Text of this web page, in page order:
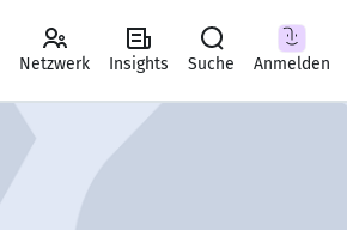
Netzwerk Insights Suche Anmelden